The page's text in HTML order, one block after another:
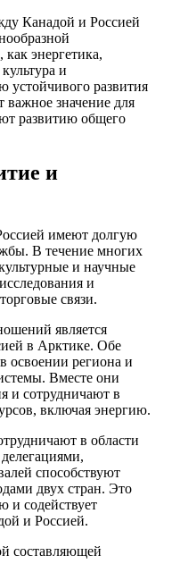
Канадой и Россией
как энергетика,
и
устойчивого развития
значение для
развитию общего
и
имеют долгую
В течение многих
и научные
и
связи.
является
в Арктике. Обе
освоении региона и
Вместе они
и сотрудничают в
включая энергию.
в области
способствуют
двух стран. Это
и содействует
и Россией.
составляющей